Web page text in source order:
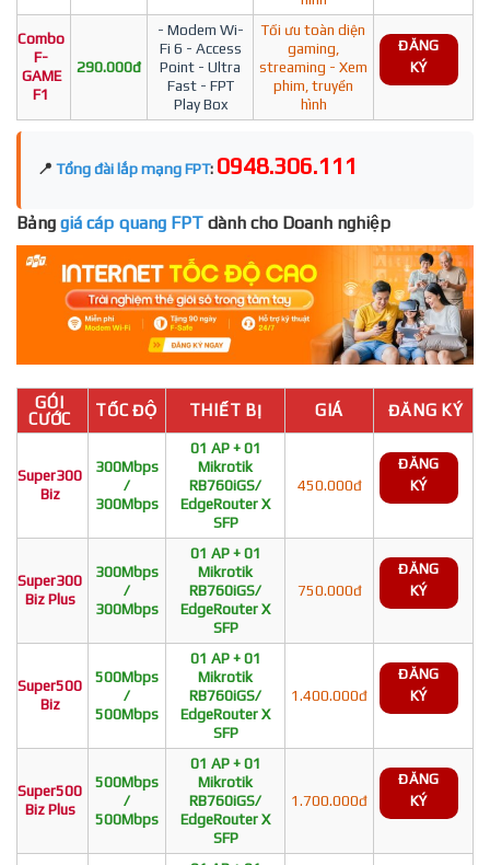
Combo
F-
GAME
F1
290.000đ
- Modem Wi-
Fi 6 - Access
Point - Ultra
Fast - FPT
Play Box
Tối ưu toàn diện
gaming,
streaming - Xem
phim, truyền
hình
ĐĂNG
KÝ
📍 Tổng đài lắp mạng FPT: 0948.306.111
Bảng giá cáp quang FPT dành cho Doanh nghiệp
GÓI
CƯỚC
TỐC ĐỘ THIẾT BỊ GIÁ ĐĂNG KÝ
Super300
Biz
300Mbps
/
300Mbps
01 AP + 01
Mikrotik
RB760iGS/
EdgeRouter X
SFP
450.000đ
ĐĂNG
KÝ
Super300
Biz Plus
300Mbps
/
300Mbps
01 AP + 01
Mikrotik
RB760iGS/
EdgeRouter X
SFP
750.000đ
ĐĂNG
KÝ
Super500
Biz
500Mbps
/
500Mbps
01 AP + 01
Mikrotik
RB760iGS/
EdgeRouter X
SFP
1.400.000đ
ĐĂNG
KÝ
Super500
Biz Plus
500Mbps
/
500Mbps
01 AP + 01
Mikrotik
RB760iGS/
EdgeRouter X
SFP
1.700.000đ
ĐĂNG
KÝ